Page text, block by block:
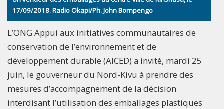
17/09/2018. Radio Okapi/Ph. John Bompengo
L’ONG Appui aux initiatives communautaires de
conservation de l’environnement et de
développement durable (AICED) a invité, mardi 25
juin, le gouverneur du Nord-Kivu à prendre des
mesures d’accompagnement de la décision
interdisant l’utilisation des emballages plastiques